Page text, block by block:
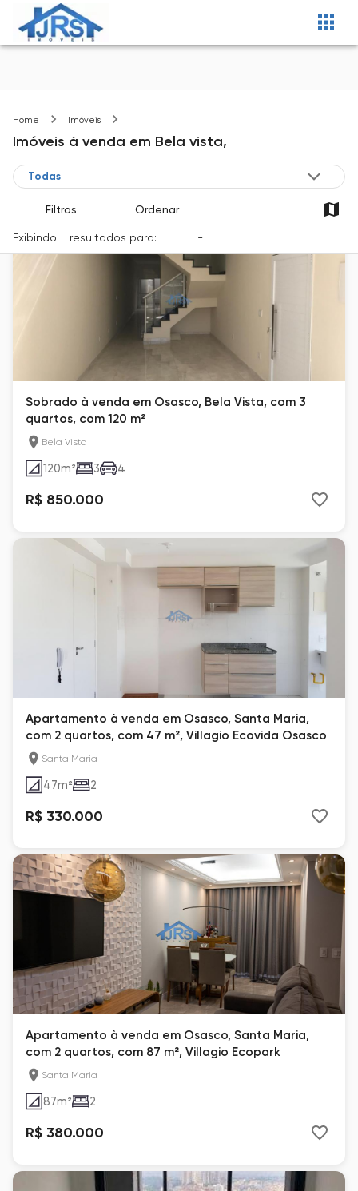
Home Imóveis
Imóveis à venda em Bela vista,
Filtros Ordenar
Exibindo resultados para: -
Sobrado à venda em Osasco, Bela Vista, com 3
quartos, com 120 m²
Bela Vista
120m² 3 4
R$ 850.000
Apartamento à venda em Osasco, Santa Maria,
com 2 quartos, com 47 m², Villagio Ecovida Osasco
Santa Maria
47m² 2
R$ 330.000
Apartamento à venda em Osasco, Santa Maria,
com 2 quartos, com 87 m², Villagio Ecopark
Santa Maria
87m² 2
R$ 380.000